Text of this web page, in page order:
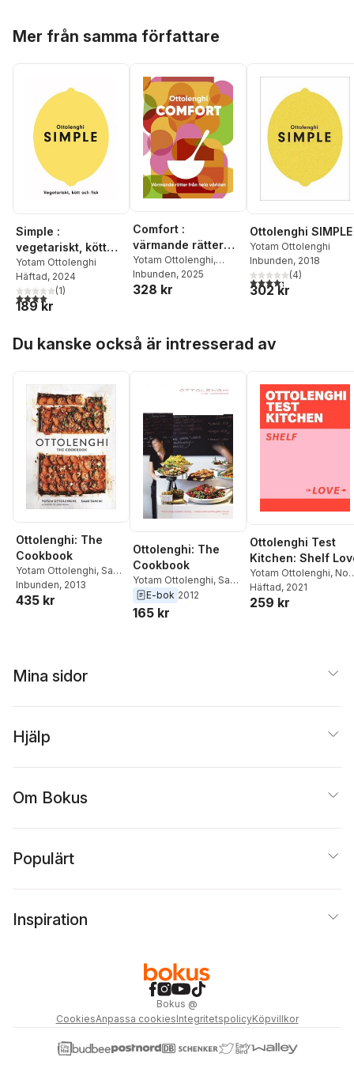
Mer från samma författare
Simple :
vegetariskt, kött
och fisk
Yotam Ottolenghi
Häftad, 2024
4,0utav 5 stjärnor. Totalt antal röster:
(1)
189 kr
Comfort :
värmande rätter
från hela världen
Yotam Ottolenghi,
Helen Goh ,Verena
Lochmuller
Inbunden, 2025
328 kr
Ottolenghi SIMPLE
Yotam Ottolenghi
Inbunden, 2018
4,3utav 5 stjärnor.
(4)
302 kr
Du kanske också är intresserad av
Ottolenghi: The
Cookbook
Yotam Ottolenghi, Sami
Tamimi
Inbunden, 2013
435 kr
Ottolenghi: The
Cookbook
Yotam Ottolenghi, Sami
Tamimi
E-bok 2012
165 kr
Ottolenghi Test
Kitchen: Shelf
Yotam Ottolenghi,
Murad, Ottolenghi
Kitchen
Häftad, 2021
259 kr
Mina sidor
Hjälp
Om Bokus
Populärt
Inspiration
Bokus @
CookiesAnpassa cookiesIntegritetspolicyKöpvillkor